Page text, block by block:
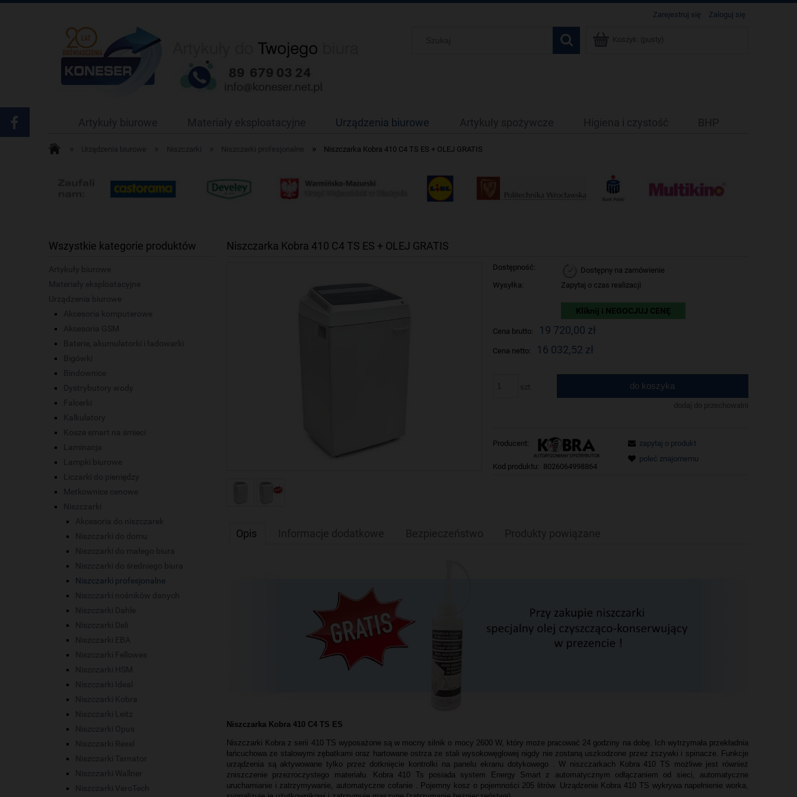
Zarejestruj się Zaloguj się
Koszyk: (pusty)
Artykuły biurowe Materiały eksploatacyjne Urządzenia biurowe Artykuły spożywcze Higiena i czystość BHP
Urządzenia biurowe Niszczarki Niszczarki profesjonalne » Niszczarka Kobra 410 C4 TS ES + OLEJ GRATIS
Wszystkie kategorie produktów
Artykuły biurowe
Materiały eksploatacyjne
Urządzenia biurowe
Akcesoria komputerowe
Akcesoria GSM
Baterie, akumulatorki i ładowarki
Bigówki
Bindownice
Dystrybutory wody
Falcerki
Kalkulatory
Kosze smart na śmieci
Laminacja
Lampki biurowe
Liczarki do pieniędzy
Metkownice cenowe
Niszczarki
Akcesoria do niszczarek
Niszczarki do domu
Niszczarki do małego biura
Niszczarki do średniego biura
Niszczarki profesjonalne
Niszczarki nośników danych
Niszczarki Dahle
Niszczarki Deli
Niszczarki EBA
Niszczarki Fellowes
Niszczarki HSM
Niszczarki Ideal
Niszczarki Kobra
Niszczarki Leitz
Niszczarki Opus
Niszczarki Rexel
Niszczarki Tarnator
Niszczarki Wallner
Niszczarki VeroTech
Niszczarka Kobra 410 C4 TS ES + OLEJ GRATIS
Dostępność:
Dostępny na zamówienie
Wysyłka:
Zapytaj o czas realizacji
Kliknij i NEGOCJUJ CENĘ
Cena brutto: 19 720,00 zł
Cena netto: 16 032,52 zł
do koszyka
dodaj do przechowalni
Producent:
Kod produktu: 8026064998864
zapytaj o produkt
poleć znajomemu
Opis
Niszczarka Kobra 410 C4 TS ES
Niszczarki Kobra z serii 410 TS wyposażone są w mocny silnik o mocy 2600 W, który może pracować 24 godziny na dobę. Ich wytrzymała przekładnia
łańcuchowa ze stalowymi zębatkami oraz hartowane ostrza ze stali wysokowęglowej nigdy nie zostaną uszkodzone przez zszywki i spinacze. Funkcje
urządzenia są aktywowane tylko przez dotknięcie kontrolki na panelu ekranu dotykowego . W niszczarkach Kobra 410 TS możliwe jest również
zniszczenie przezroczystego materiału. Kobra 410 Ts posiada system Energy Smart z automatycznym odłączaniem od sieci, automatyczne
uruchamianie i zatrzymywanie, automatyczne cofanie . Pojemny kosz o pojemności 205 litrów. Urządzenie Kobra 410 TS wykrywa napełnienie worka,